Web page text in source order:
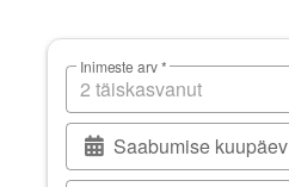
Inimeste arv *
Saabumise kuupäev